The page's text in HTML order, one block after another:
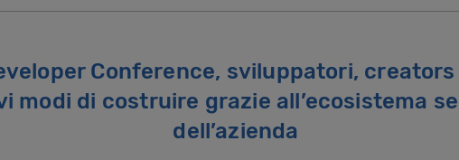
Conference, sviluppatori,
modi di costruire grazie all’ecosistema
dell’azienda